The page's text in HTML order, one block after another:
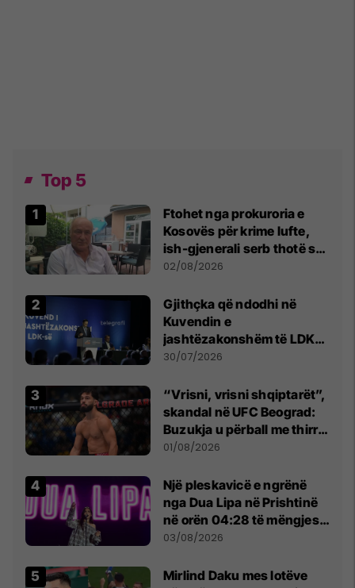
Top 5
Ftohet nga prokuroria e
Kosovës për krime lufte,
ish-gjenerali serb thotë se
dikush e tradhtoi në
02/08/2026
Gjithçka që ndodhi në
Kuvendin e
jashtëzakonshëm të LDK-
së
30/07/2026
“Vrisni, vrisni shqiptarët”,
skandal në UFC Beograd:
Buzukja u përball me thirrje
anti-shqiptare nga
01/08/2026
Një pleskavicë e ngrënë
nga Dua Lipa në Prishtinë
në orën 04:28 të mëngjesit
- dhe bota digjitale serbe
03/08/2026
Mirlind Daku mes lotëve